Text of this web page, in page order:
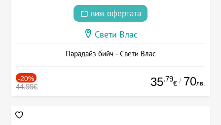
виж офертата
Свети Влас
Парадайз бийч - Свети Влас
-20%
44.99€ 35.79
€ / 70лв.